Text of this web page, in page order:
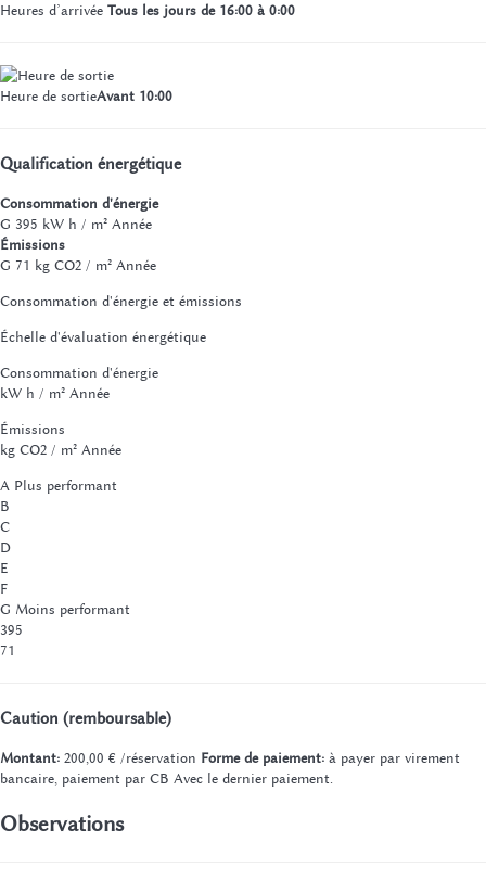
Heures d’arrivée Tous les jours de 16:00 à 0:00
Heure de sortieAvant 10:00
Qualification énergétique
Consommation d'énergie
G 395 kW h / m² Année
Émissions
G 71 kg CO2 / m² Année
Consommation d'énergie et émissions
Échelle d'évaluation énergétique
Consommation d'énergie
kW h / m² Année
Émissions
kg CO2 / m² Année
A Plus performant
B
C
D
E
F
G Moins performant
395
71
Caution (remboursable)
Montant: 200,00 € /réservation Forme de paiement: à payer par virement
bancaire, paiement par CB Avec le dernier paiement.
Observations